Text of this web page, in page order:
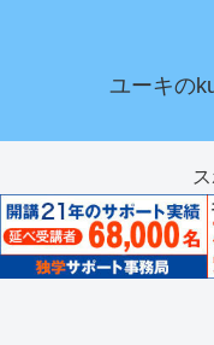
ユーキの